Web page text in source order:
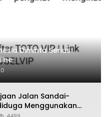
Diminta Serius
Jalan Sandai-
Menggunakan
Resmi